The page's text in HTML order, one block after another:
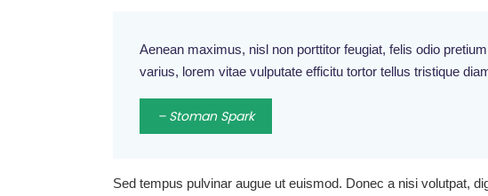
Aenean maximus, nisl non porttitor feugiat, felis odio
varius, lorem vitae vulputate efficitu tortor tellus tristique
– Stoman Spark
Sed tempus pulvinar augue ut euismod. Donec a nisi volutpat,